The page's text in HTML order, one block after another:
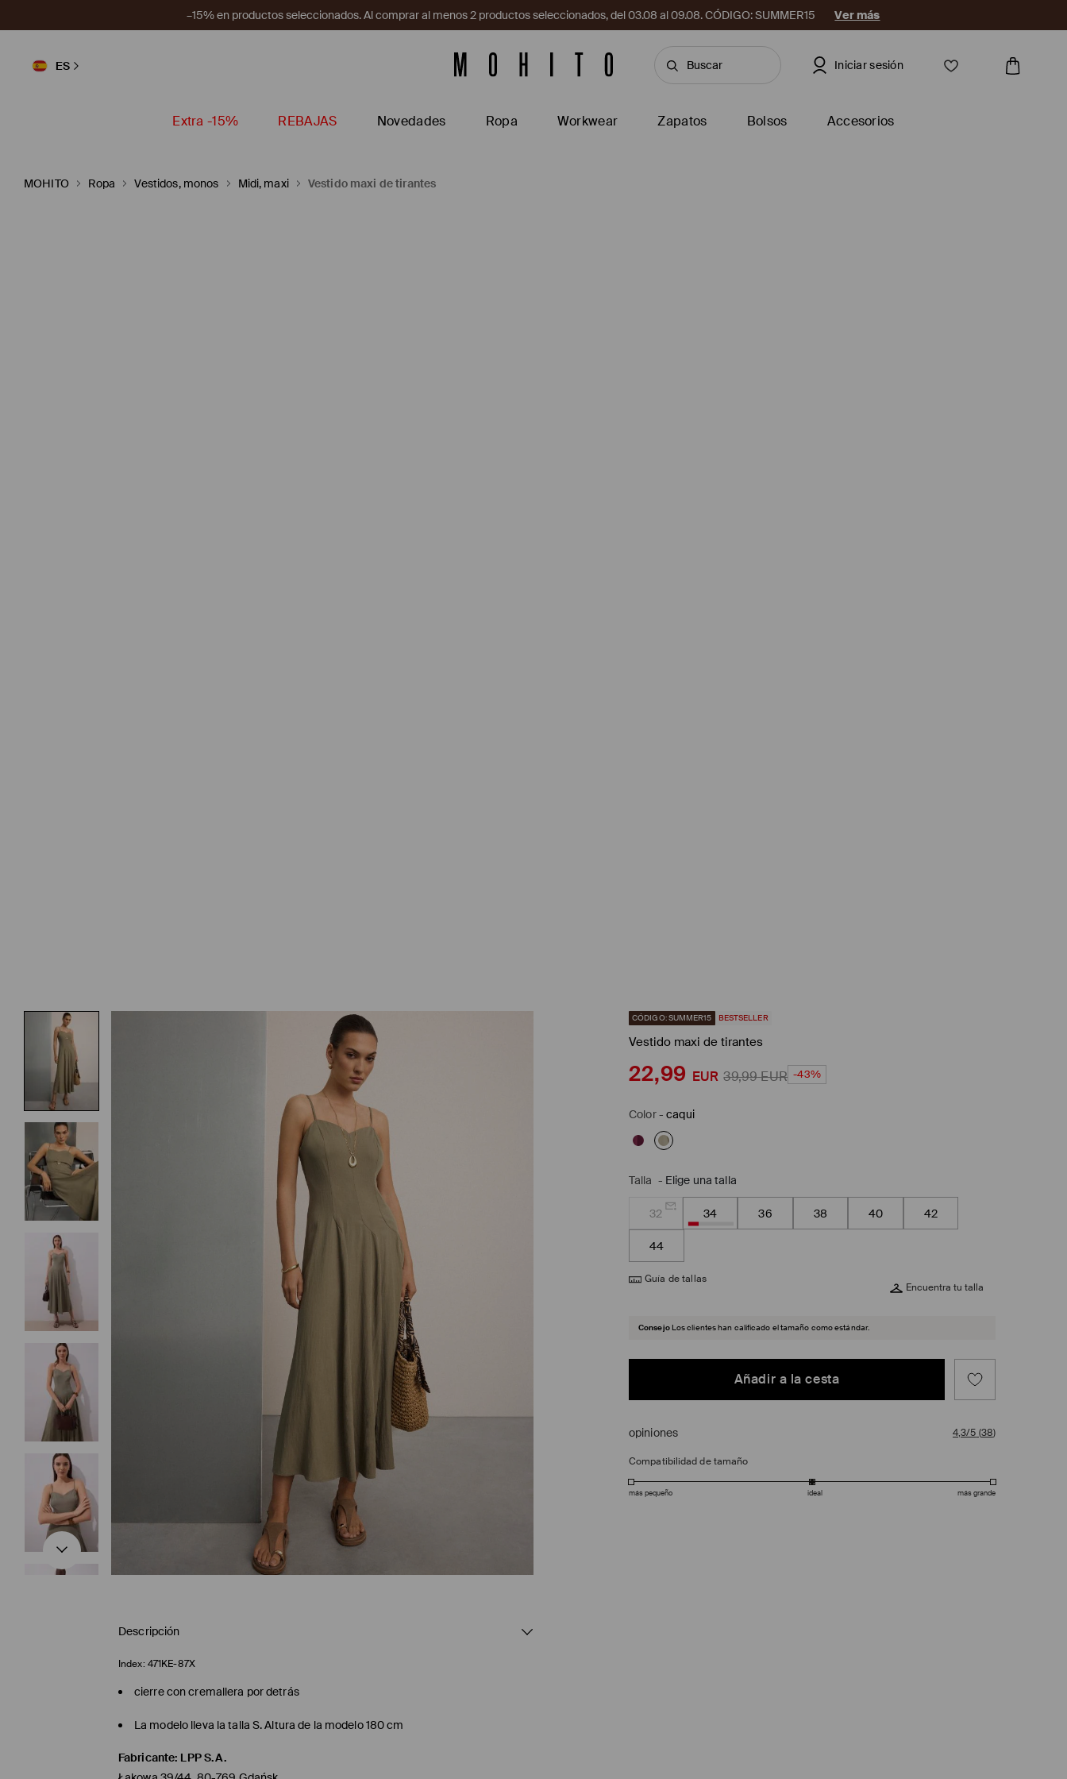
–15% en productos seleccionados. Al comprar al menos 2 productos seleccionados, del 03.08 al 09.08. CÓDIGO: SUMMER15 Ver más
ES Iniciar sesión
Extra -15% REBAJAS Novedades Ropa Workwear Zapatos Bolsos Accesorios
MOHITO Ropa Vestidos, monos Midi, maxi Vestido maxi de tirantes
CÓDIGO: SUMMER15 BESTSELLER
Vestido maxi de tirantes
22,99 EUR 39,99EUR -43%
Color-caqui
Talla - Elige una talla
32 34 36 38 40 42
44
Guía de tallas
Encuentra tu talla
Consejo Los clientes han calificado el tamaño como estándar.
Añadir a la cesta
opiniones 4,3/5 (38)
Compatibilidad de tamaño
más pequeño ideal más grande
Descripción
Index: 471KE-87X
cierre con cremallera por detrás
La modelo lleva la talla S. Altura de la modelo 180 cm
Fabricante: LPP S.A.